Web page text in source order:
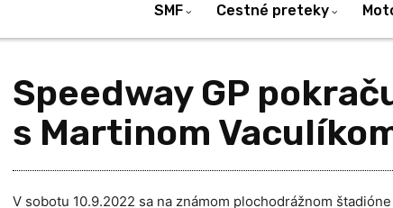
SMF Cestné preteky
Speedway GP
s Martinom
V sobotu 10.9.2022 sa na známom plochodrážnom